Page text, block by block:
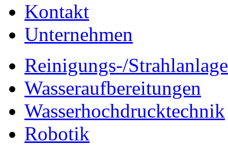
Kontakt
Unternehmen
Reinigungs-/
Wasseraufbereitungen
Wasserhochdrucktechnik
Robotik